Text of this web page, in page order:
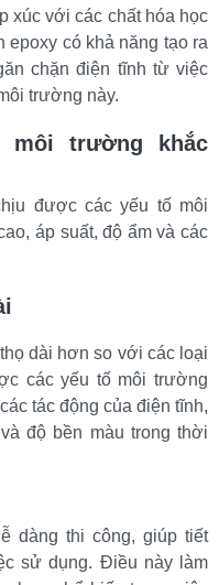
xúc với các chất hóa học
epoxy có khả năng tạo ra
chặn điện tĩnh từ việc
trường này.
trường khắc
được các yếu tố môi
áp suất, độ ẩm và các
dài hơn so với các loại
các yếu tố môi trường
tác động của điện tĩnh,
độ bền màu trong thời
dàng thi công, giúp tiết
sử dụng. Điều này làm